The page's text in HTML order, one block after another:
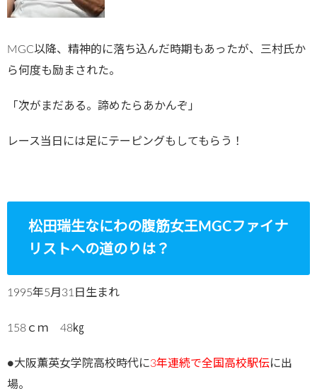
MGC以降、精神的に落ち込んだ時期もあったが、三村氏か
ら何度も励まされた。
「次がまだある。諦めたらあかんぞ」
レース当日には足にテーピングもしてもらう！
松田瑞生なにわの腹筋女王MGCファイナ
リストへの道のりは？
1995年5月31日生まれ
158ｃｍ 48㎏
●大阪薫英女学院高校時代に3年連続で全国高校駅伝に出
場。